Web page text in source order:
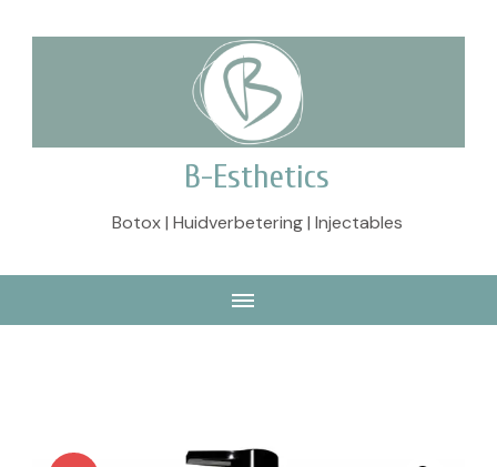
B-Esthetics
Botox | Huidverbetering | Injectables